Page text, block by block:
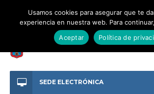
SEDE ELECTRÓNICA
Usamos cookies para asegurar que te
experiencia en nuestra web. Para
Aceptar
Política de